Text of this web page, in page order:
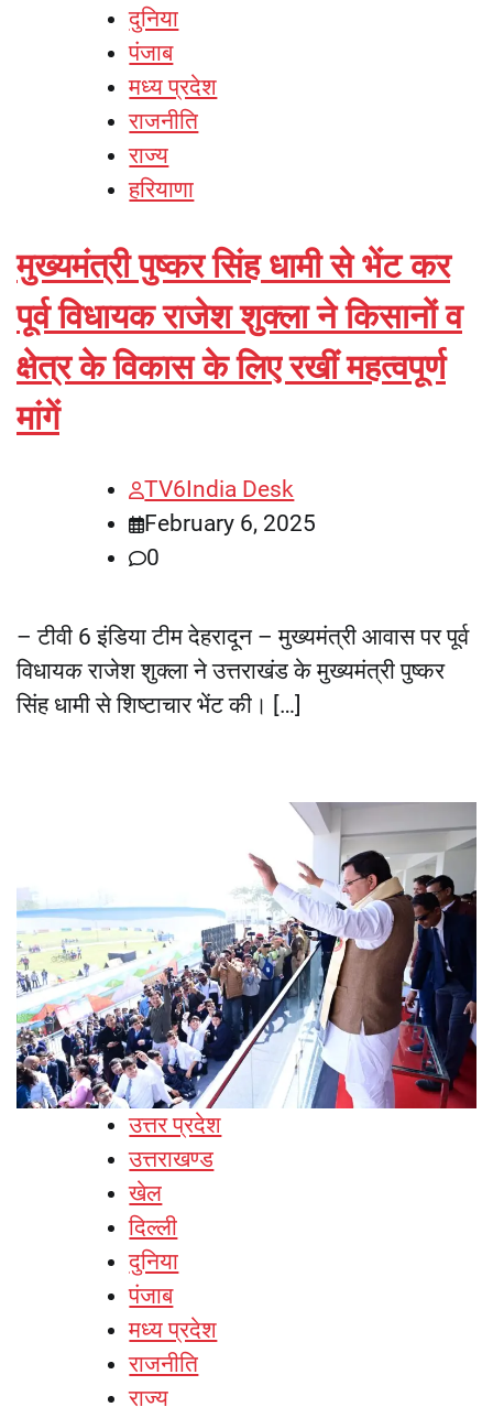
दुनिया
पंजाब
मध्य प्रदेश
राजनीति
राज्य
हरियाणा
मुख्यमंत्री पुष्कर सिंह धामी से भेंट कर
पूर्व विधायक राजेश शुक्ला ने किसानों व
क्षेत्र के विकास के लिए रखीं महत्वपूर्ण
मांगें
TV6India Desk
February 6, 2025
0
– टीवी 6 इंडिया टीम देहरादून – मुख्यमंत्री आवास पर पूर्व
विधायक राजेश शुक्ला ने उत्तराखंड के मुख्यमंत्री पुष्कर
सिंह धामी से शिष्टाचार भेंट की। […]
उत्तर प्रदेश
उत्तराखण्ड
खेल
दिल्ली
दुनिया
पंजाब
मध्य प्रदेश
राजनीति
राज्य